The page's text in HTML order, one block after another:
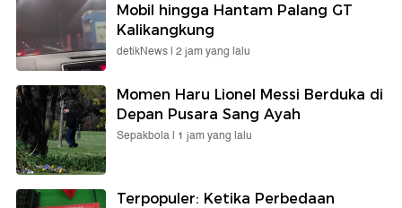
Mobil hingga Hantam Palang GT
Kalikangkung
detikNews | 2 jam yang lalu
Momen Haru Lionel Messi Berduka di
Depan Pusara Sang Ayah
Sepakbola | 1 jam yang lalu
Terpopuler: Ketika Perbedaan